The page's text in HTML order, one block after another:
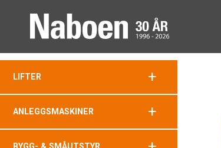
LIFTER +
ANLEGGSMASKINER +